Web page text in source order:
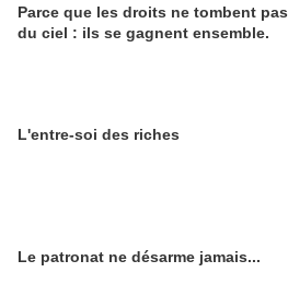
Parce que les droits ne tombent pas
du ciel : ils se gagnent ensemble.
L'entre-soi des riches
Le patronat ne désarme jamais...